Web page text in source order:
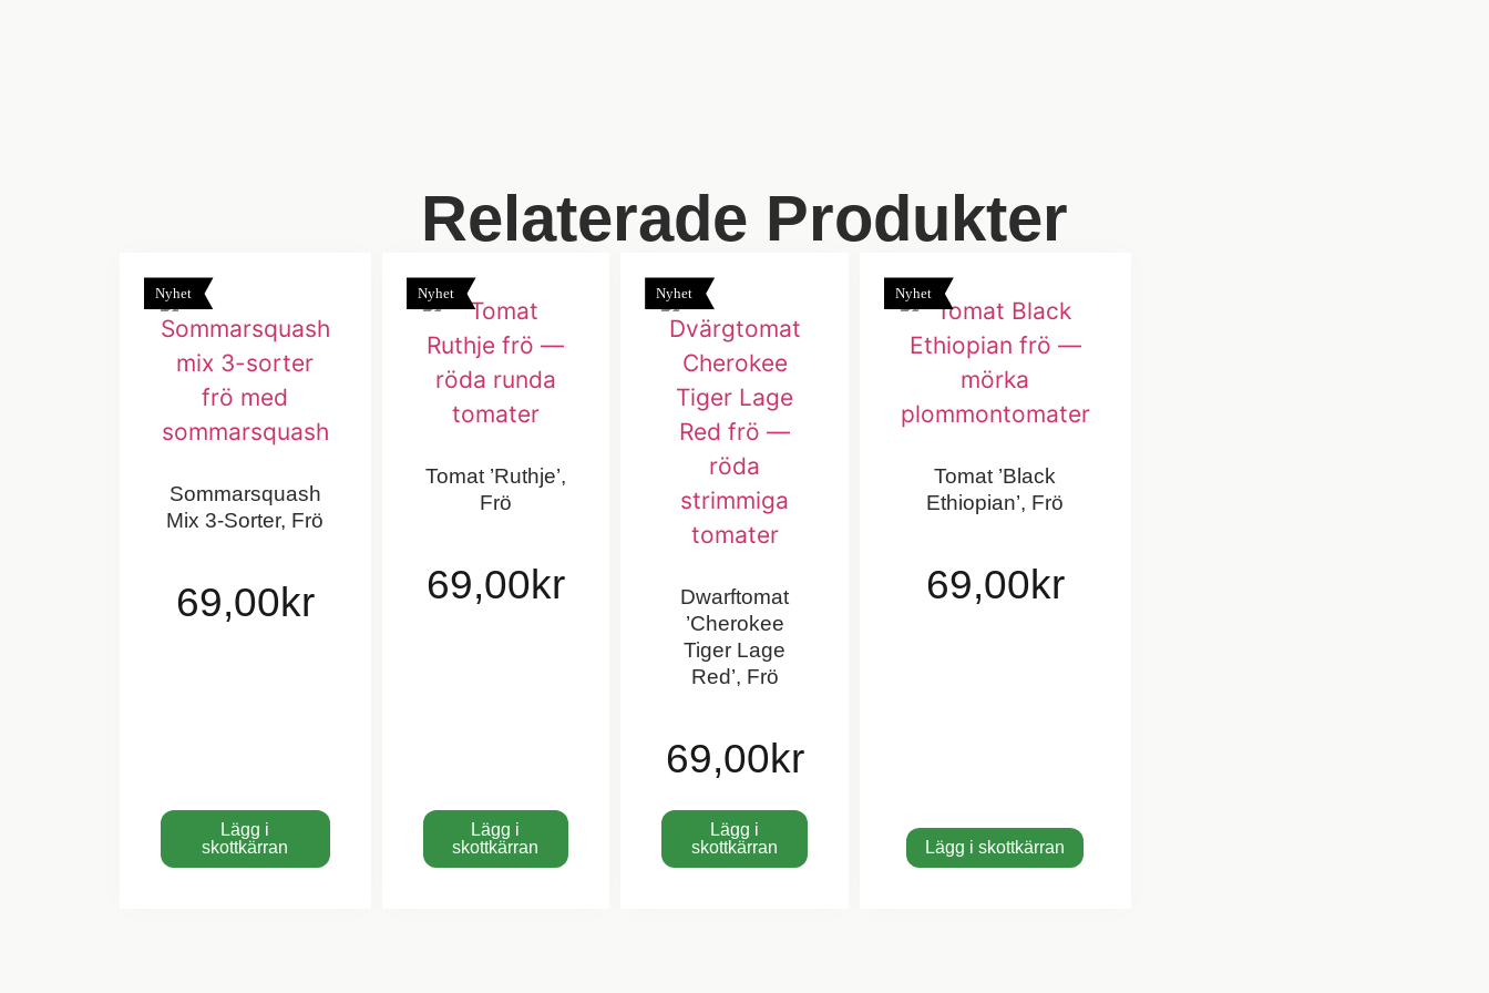
Relaterade Produkter
Nyhet
Sommarsquash
Mix 3-Sorter, Frö
69,00kr
Lägg i
skottkärran
Nyhet
Tomat ’Ruthje’,
Frö
69,00kr
Lägg i
skottkärran
Nyhet
Dwarftomat
’Cherokee
Tiger Lage
Red’, Frö
69,00kr
Lägg i
skottkärran
Nyhet
Tomat ’Black
Ethiopian’, Frö
69,00kr
Lägg i skottkärran